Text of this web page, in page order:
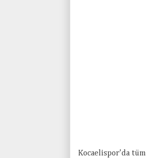
Kocaelispor'da tüm